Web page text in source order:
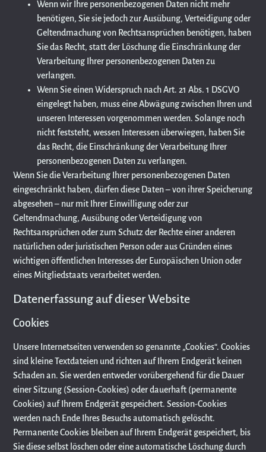
Wenn wir Ihre personenbezogenen Daten nicht mehr
benötigen, Sie sie jedoch zur Ausübung, Verteidigung oder
Geltendmachung von Rechtsansprüchen benötigen, haben
Sie das Recht, statt der Löschung die Einschränkung der
Verarbeitung Ihrer personenbezogenen Daten zu
verlangen.
Wenn Sie einen Widerspruch nach Art. 21 Abs. 1 DSGVO
eingelegt haben, muss eine Abwägung zwischen Ihren und
unseren Interessen vorgenommen werden. Solange noch
nicht feststeht, wessen Interessen überwiegen, haben Sie
das Recht, die Einschränkung der Verarbeitung Ihrer
personenbezogenen Daten zu verlangen.
Wenn Sie die Verarbeitung Ihrer personenbezogenen Daten
eingeschränkt haben, dürfen diese Daten – von ihrer Speicherung
abgesehen – nur mit Ihrer Einwilligung oder zur
Geltendmachung, Ausübung oder Verteidigung von
Rechtsansprüchen oder zum Schutz der Rechte einer anderen
natürlichen oder juristischen Person oder aus Gründen eines
wichtigen öffentlichen Interesses der Europäischen Union oder
eines Mitgliedstaats verarbeitet werden.
Datenerfassung auf dieser Website
Cookies
Unsere Internetseiten verwenden so genannte „Cookies“. Cookies
sind kleine Textdateien und richten auf Ihrem Endgerät keinen
Schaden an. Sie werden entweder vorübergehend für die Dauer
einer Sitzung (Session-Cookies) oder dauerhaft (permanente
Cookies) auf Ihrem Endgerät gespeichert. Session-Cookies
werden nach Ende Ihres Besuchs automatisch gelöscht.
Permanente Cookies bleiben auf Ihrem Endgerät gespeichert, bis
Sie diese selbst löschen oder eine automatische Löschung durch